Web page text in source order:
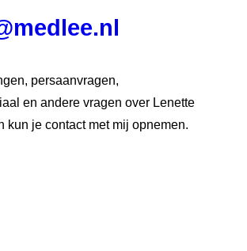
persaanvragen,
en andere vragen over Lenette
kun je contact met mij opnemen.